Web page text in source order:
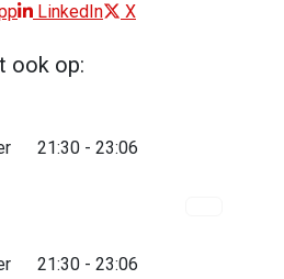
LinkedIn X
ook op:
21:30 - 23:06
21:30 - 23:06